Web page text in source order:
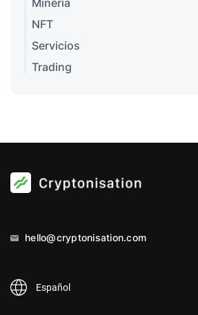
NFT
Servicios
Trading
hello@cryptonisation.com
Español